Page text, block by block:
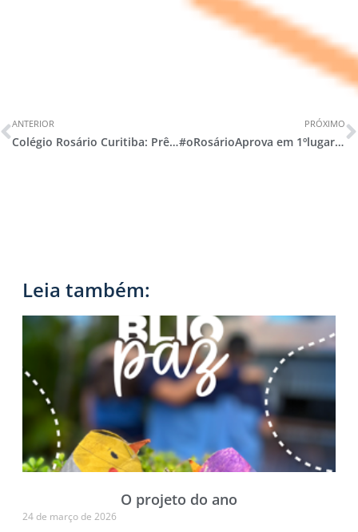
ANTERIOR
Colégio Rosário Curitiba: Prêmio Leão de Ouro
PRÓXIMO
#oRosárioAprova em 1ºlugar na UFPR e UTFPR
Leia também:
O projeto do ano
24 de março de 2026